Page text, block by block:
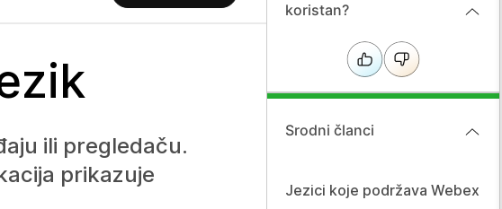
ili pregledaču.
prikazuje
koristan?
Srodni članci
Jezici koje podržava Webex